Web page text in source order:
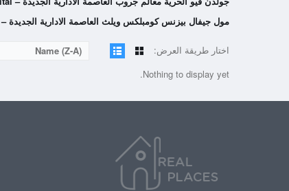
مول جيفال بيزنس كومبلكس ويلث العاصمة الادارية الجديدة – Mall Jeval New Capital
اختار طريقة العرض: Name (Z-A)
Nothing to display yet.